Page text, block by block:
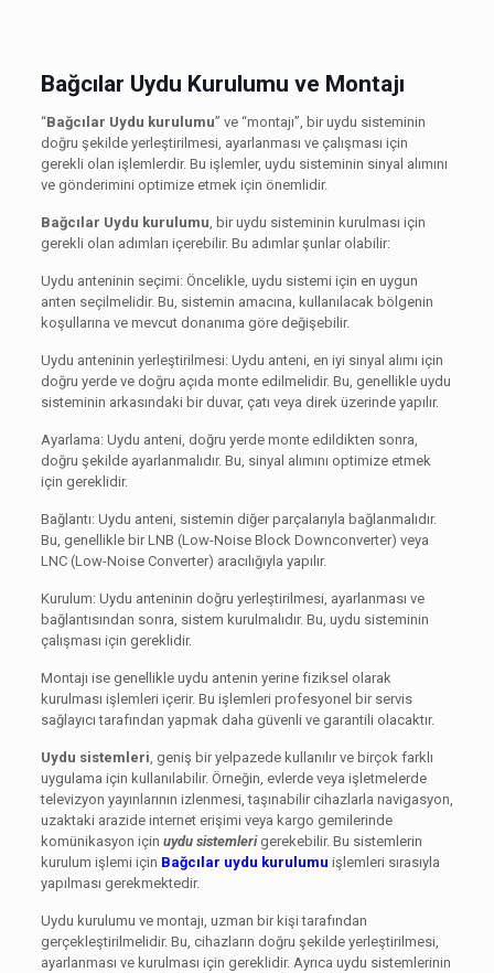
Bağcılar Uydu Kurulumu ve Montajı
“Bağcılar Uydu kurulumu” ve “montajı”, bir uydu sisteminin
doğru şekilde yerleştirilmesi, ayarlanması ve çalışması için
gerekli olan işlemlerdir. Bu işlemler, uydu sisteminin sinyal alımını
ve gönderimini optimize etmek için önemlidir.
Bağcılar Uydu kurulumu , bir uydu sisteminin kurulması için
gerekli olan adımları içerebilir. Bu adımlar şunlar olabilir:
Uydu anteninin seçimi: Öncelikle, uydu sistemi için en uygun
anten seçilmelidir. Bu, sistemin amacına, kullanılacak bölgenin
koşullarına ve mevcut donanıma göre değişebilir.
Uydu anteninin yerleştirilmesi: Uydu anteni, en iyi sinyal alımı için
doğru yerde ve doğru açıda monte edilmelidir. Bu, genellikle uydu
sisteminin arkasındaki bir duvar, çatı veya direk üzerinde yapılır.
Ayarlama: Uydu anteni, doğru yerde monte edildikten sonra,
doğru şekilde ayarlanmalıdır. Bu, sinyal alımını optimize etmek
için gereklidir.
Bağlantı: Uydu anteni, sistemin diğer parçalarıyla bağlanmalıdır.
Bu, genellikle bir LNB (Low-Noise Block Downconverter) veya
LNC (Low-Noise Converter) aracılığıyla yapılır.
Kurulum: Uydu anteninin doğru yerleştirilmesi, ayarlanması ve
bağlantısından sonra, sistem kurulmalıdır. Bu, uydu sisteminin
çalışması için gereklidir.
Montajı ise genellikle uydu antenin yerine fiziksel olarak
kurulması işlemleri içerir. Bu işlemleri profesyonel bir servis
sağlayıcı tarafından yapmak daha güvenli ve garantili olacaktır.
Uydu sistemleri , geniş bir yelpazede kullanılır ve birçok farklı
uygulama için kullanılabilir. Örneğin, evlerde veya işletmelerde
televizyon yayınlarının izlenmesi, taşınabilir cihazlarla navigasyon,
uzaktaki arazide internet erişimi veya kargo gemilerinde
komünikasyon için uydu sistemlerigerekebilir. Bu sistemlerin
kurulum işlemi için Bağcılar uydu kurulumu işlemleri sırasıyla
yapılması gerekmektedir.
Uydu kurulumu ve montajı, uzman bir kişi tarafından
gerçekleştirilmelidir. Bu, cihazların doğru şekilde yerleştirilmesi,
ayarlanması ve kurulması için gereklidir. Ayrıca uydu sistemlerinin